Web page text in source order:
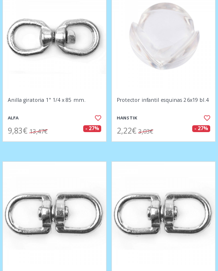
Anilla giratoria 1" 1/4 x 85 mm.
ALFA
9,83€ 13,47€ - 27%
Protector infantil esquinas 26x19 bl.4
HANSTIK
2,22€ 3,03€ - 27%